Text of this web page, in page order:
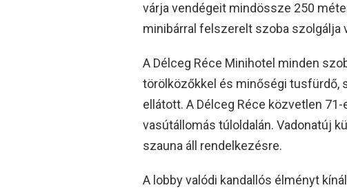
várja vendégeit mindössze 250
minibárral felszerelt szoba szolgálja
A Délceg Réce Minihotel minden
törölközőkkel és minőségi tusfürdő,
ellátott. A Délceg Réce közvetlen
vasútállomás túloldalán. Vadonatúj
szauna áll rendelkezésre.
A lobby valódi kandallós élményt